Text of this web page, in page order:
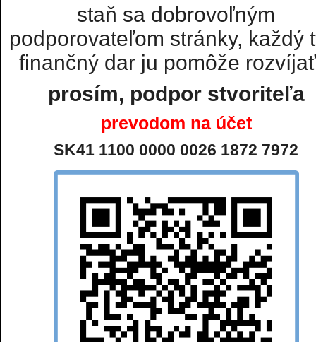
staň sa dobrovoľným
podporovateľom stránky, každý
finančný dar ju pomôže
prosím, podpor stvoriteľa
prevodom na účet
SK41 1100 0000 0026 1872 7972